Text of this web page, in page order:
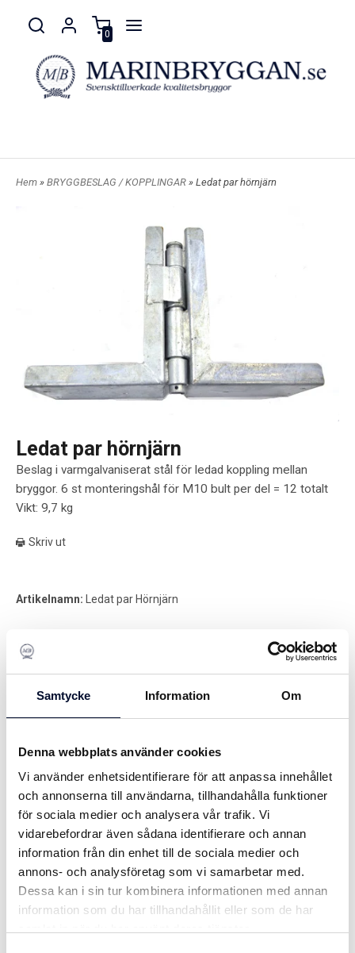
Samtycke Information Om
Denna webbplats använder cookies
Vi använder enhetsidentifierare för att anpassa innehållet
och annonserna till användarna, tillhandahålla funktioner
för sociala medier och analysera vår trafik. Vi
vidarebefordrar även sådana identifierare och annan
information från din enhet till de sociala medier och
annons- och analysföretag som vi samarbetar med.
Dessa kan i sin tur kombinera informationen med annan
information som du har tillhandahållit eller som de har
0
Hem » BRYGGBESLAG / KOPPLINGAR » Ledat par hörnjärn
Ledat par hörnjärn
Beslag i varmgalvaniserat stål för ledad koppling mellan
bryggor. 6 st monteringshål för M10 bult per del = 12 totalt
Vikt: 9,7 kg
Skriv ut
Artikelnamn: Ledat par Hörnjärn
1 471 SEK
Lägg i kundvagnen
SPECIFIKATIONER
DELA
Du kanske också är intresserad av